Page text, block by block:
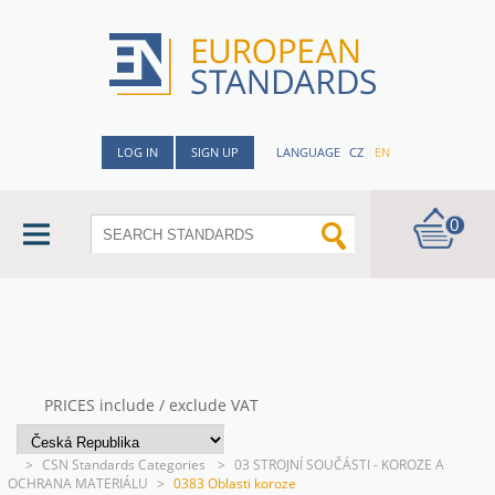
LOG IN SIGN UP LANGUAGE CZ EN
0
PRICES include / exclude VAT
> CSN Standards Categories > 03 STROJNÍ SOUČÁSTI - KOROZE A
OCHRANA MATERIÁLU > 0383 Oblasti koroze